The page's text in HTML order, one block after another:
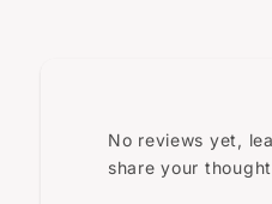
No reviews yet,
share your